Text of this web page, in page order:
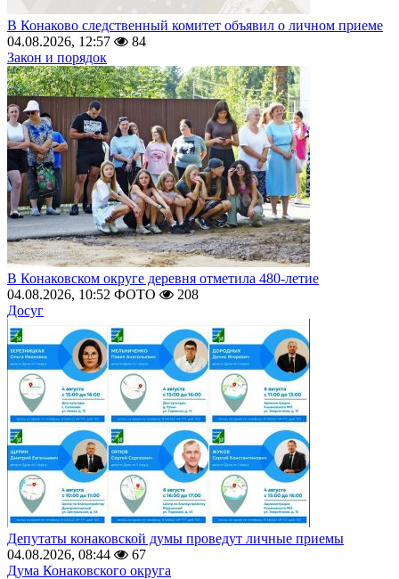
В Конаково следственный комитет объявил о личном приеме
04.08.2026, 12:57
84
Закон и порядок
В Конаковском округе деревня отметила 480-летие
04.08.2026, 10:52 ФОТО
208
Досуг
Депутаты конаковской думы проведут личные приемы
04.08.2026, 08:44
67
Дума Конаковского округа